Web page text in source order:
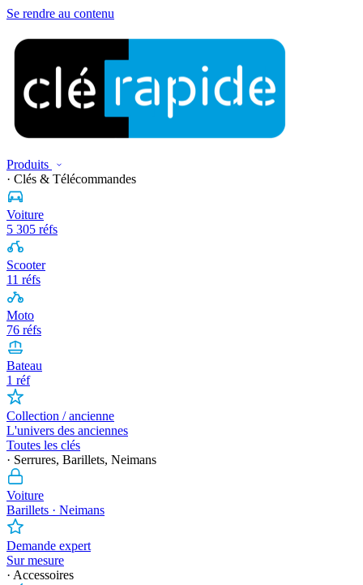
Se rendre au contenu
Produits
· Clés & Télécommandes
Voiture
5 305 réfs
Scooter
11 réfs
Moto
76 réfs
Bateau
1 réf
Collection / ancienne
L'univers des anciennes
Toutes les clés
· Serrures, Barillets, Neimans
Voiture
Barillets · Neimans
Demande expert
Sur mesure
· Accessoires